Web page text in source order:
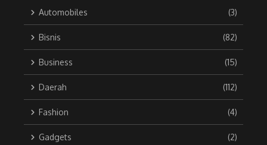
Automobiles (3)
Bisnis (82)
Business (15)
Daerah (112)
Fashion (4)
Gadgets (2)